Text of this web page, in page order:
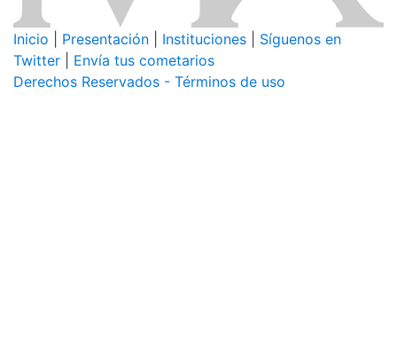
Inicio Presentación Instituciones
Síguenos en
Twitter
Envía tus cometarios
Derechos Reservados - Términos de uso